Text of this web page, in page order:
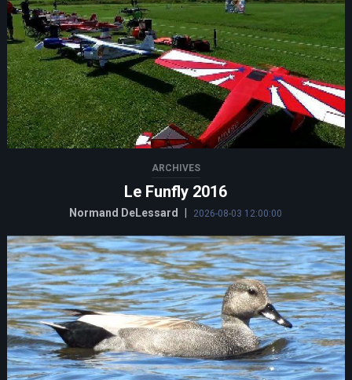
ARCHIVES
Le Funfly 2016
Normand DeLessard 2026-08-03 12:00:00